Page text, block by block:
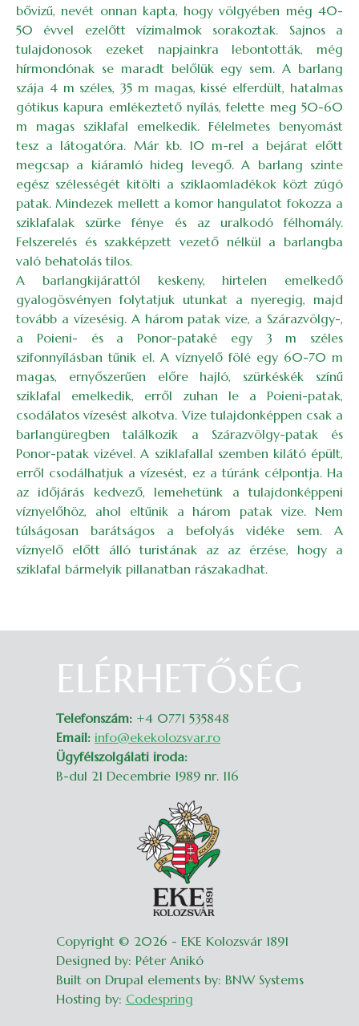
bővizű, nevét onnan kapta, hogy völgyében még 40-
50 évvel ezelőtt vízimalmok sorakoztak. Sajnos a
tulajdonosok ezeket napjainkra lebontották, még
hírmondónak se maradt belőlük egy sem. A barlang
szája 4 m széles, 35 m magas, kissé elferdült, hatalmas
gótikus kapura emlékeztető nyílás, felette meg 50-60
m magas sziklafal emelkedik. Félelmetes benyomást
tesz a látogatóra. Már kb. 10 m-rel a bejárat előtt
megcsap a kiáramló hideg levegő. A barlang szinte
egész szélességét kitölti a sziklaomladékok közt zúgó
patak. Mindezek mellett a komor hangulatot fokozza a
sziklafalak szürke fénye és az uralkodó félhomály.
Felszerelés és szakképzett vezető nélkül a barlangba
való behatolás tilos.
A barlangkijárattól keskeny, hirtelen emelkedő
gyalogösvényen folytatjuk utunkat a nyeregig, majd
tovább a vízesésig. A három patak vize, a Szárazvölgy-,
a Poieni- és a Ponor-pataké egy 3 m széles
szifonnyílásban tűnik el. A víznyelő fölé egy 60-70 m
magas, ernyőszerűen előre hajló, szürkéskék színű
sziklafal emelkedik, erről zuhan le a Poieni-patak,
csodálatos vízesést alkotva. Vize tulajdonképpen csak a
barlangüregben találkozik a Szárazvölgy-patak és
Ponor-patak vizével. A sziklafallal szemben kilátó épült,
erről csodálhatjuk a vízesést, ez a túránk célpontja. Ha
az időjárás kedvező, lemehetünk a tulajdonképpeni
víznyelőhöz, ahol eltűnik a három patak vize. Nem
túlságosan barátságos a befolyás vidéke sem. A
víznyelő előtt álló turistának az az érzése, hogy a
sziklafal bármelyik pillanatban rászakadhat.
ELÉRHETŐSÉG
Telefonszám: +4 0771 535848
Email: info@ekekolozsvar.ro
Ügyfélszolgálati iroda:
B-dul 21 Decembrie 1989 nr. 116
Copyright © 2026 - EKE Kolozsvár 1891
Designed by: Péter Anikó
Built on Drupal elements by: BNW Systems
Hosting by: Codespring